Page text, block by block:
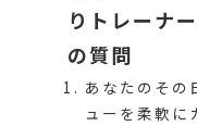
りトレーナ
の質問
あなたのその
ューを柔軟に